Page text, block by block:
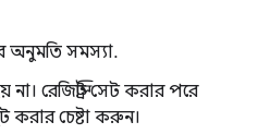
অনুমতি সমস্যা.
না। রেজিস্ট্রি সেট করার পরে
করার চেষ্টা করুন।